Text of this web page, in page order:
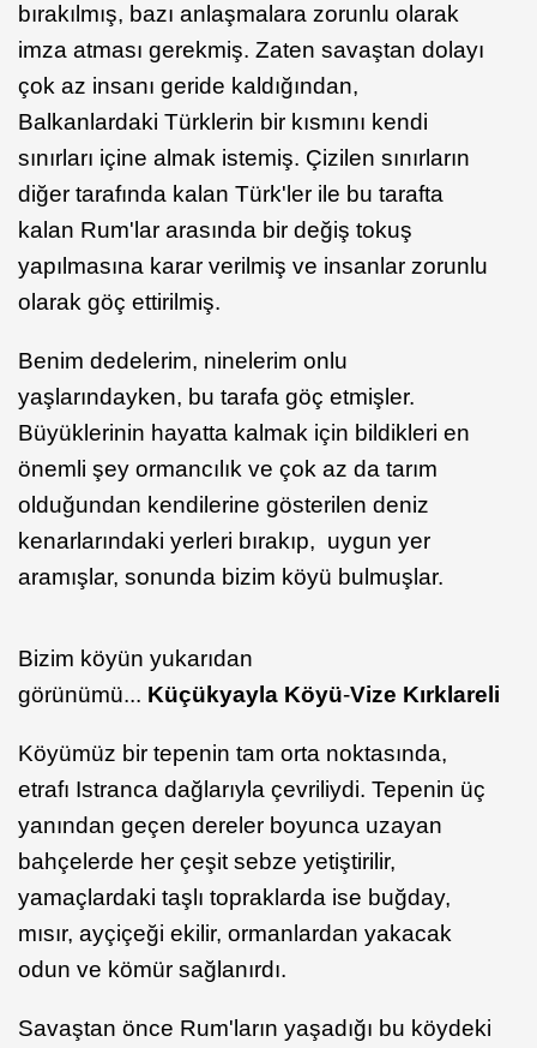
bırakılmış, bazı anlaşmalara zorunlu olarak
imza atması gerekmiş. Zaten savaştan dolayı
çok az insanı geride kaldığından,
Balkanlardaki Türklerin bir kısmını kendi
sınırları içine almak istemiş. Çizilen sınırların
diğer tarafında kalan Türk'ler ile bu tarafta
kalan Rum'lar arasında bir değiş tokuş
yapılmasına karar verilmiş ve insanlar zorunlu
olarak göç ettirilmiş.
Benim dedelerim, ninelerim onlu
yaşlarındayken, bu tarafa göç etmişler.
Büyüklerinin hayatta kalmak için bildikleri en
önemli şey ormancılık ve çok az da tarım
olduğundan kendilerine gösterilen deniz
kenarlarındaki yerleri bırakıp, uygun yer
aramışlar, sonunda bizim köyü bulmuşlar.
Bizim köyün yukarıdan
görünümü... Küçükyayla Köyü-Vize Kırklareli
Köyümüz bir tepenin tam orta noktasında,
etrafı Istranca dağlarıyla çevriliydi. Tepenin üç
yanından geçen dereler boyunca uzayan
bahçelerde her çeşit sebze yetiştirilir,
yamaçlardaki taşlı topraklarda ise buğday,
mısır, ayçiçeği ekilir, ormanlardan yakacak
odun ve kömür sağlanırdı.
Savaştan önce Rum'ların yaşadığı bu köydeki